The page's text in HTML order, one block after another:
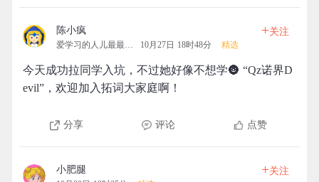
陈小疯
爱学习的人儿最最最可爱 10月27日 18时48分 精选
+关注
今天成功拉同学入坑，不过她好像不想学🌚 “Qz诺界D
evil”，欢迎加入拓词大家庭啊！
分享 评论 点赞
小肥腿 +关注